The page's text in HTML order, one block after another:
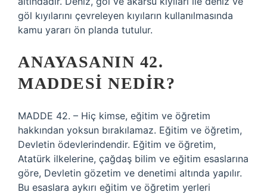
göl kıyılarını çevreleyen kıyıların kullanılmasında
kamu yararı ön planda tutulur.
ANAYASANIN 42.
MADDESI NEDIR?
MADDE 42. – Hiç kimse, eğitim ve öğretim
hakkından yoksun bırakılamaz. Eğitim ve öğretim,
Devletin ödevlerindendir. Eğitim ve öğretim,
Atatürk ilkelerine, çağdaş bilim ve eğitim esaslarına
göre, Devletin gözetim ve denetimi altında yapılır.
Bu esaslara aykırı eğitim ve öğretim yerleri